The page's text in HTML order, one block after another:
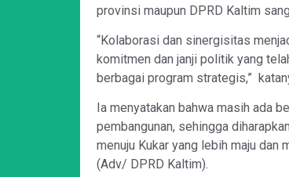
provinsi maupun DPRD Kaltim
“Kolaborasi dan sinergisitas
komitmen dan janji politik yang
berbagai program strategis,”
Ia menyatakan bahwa masih ada
pembangunan, sehingga
menuju Kukar yang lebih maju dan
(Adv/ DPRD Kaltim).